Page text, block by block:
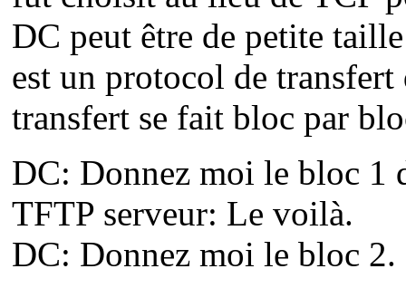
DC peut être de petite
est un protocol de
transfert se fait bloc par
DC: Donnez moi le bloc 1
TFTP serveur: Le voilà.
DC: Donnez moi le bloc 2.